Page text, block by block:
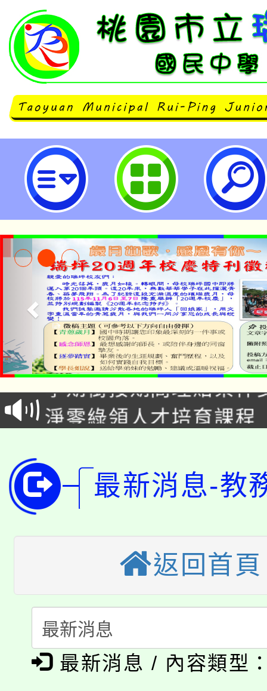
中原大學辦理「113學年度第1學
班」-桃園市立瑞坪國民中學
115年食農教育專業人
程
學期銜接期間理賠案件
學籍身 分審查程序及
淨零綠領人才培育課程
代理(課)教師甄選結果(
「2026金融保險知識
車」活動
桃園市115學年度學生
生本土語及新住民語歌
代理(課)教師甄選結果
公告本校115學年度第
代理(課)教師甄選結果(
轉知中國文化大學推廣
《TA101》溝通分析基
程，歡迎學生輔導中心
轉知苗栗縣政府辦理
縣市「校園短影音徵選
115年食農教育專業人
學期銜接期間理賠案件
最新消息-教
返回首頁
最新消息 / 內容類型